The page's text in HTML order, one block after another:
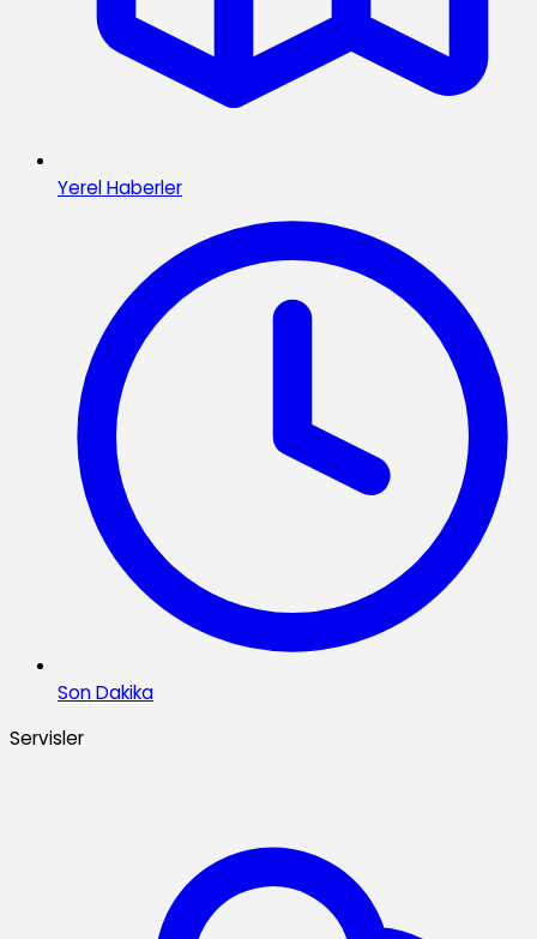
Yerel Haberler
Son Dakika
Servisler